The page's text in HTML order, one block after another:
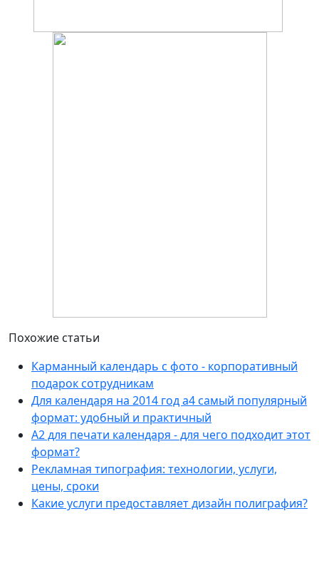
Похожие статьи
Карманный календарь с фото - корпоративный
подарок сотрудникам
Для календаря на 2014 год а4 самый популярный
формат: удобный и практичный
А2 для печати календаря - для чего подходит этот
формат?
Рекламная типография: технологии, услуги,
цены, сроки
Какие услуги предоставляет дизайн полиграфия?